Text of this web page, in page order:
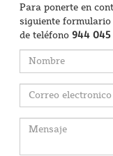
Para ponerte en
siguiente
de teléfono 944 045